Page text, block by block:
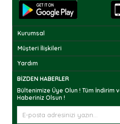
Kurumsal
Müşteri İlişkileri
Yardım
BIZDEN HABERLER
Bültenimize Üye Olun ! Tüm İndirim
Haberiniz Olsun !